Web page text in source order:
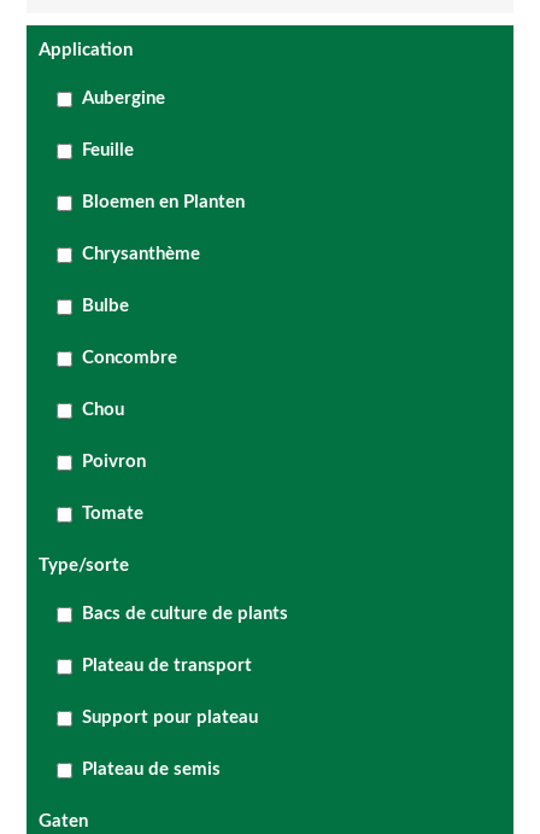
Application
Aubergine
Feuille
Bloemen en Planten
Chrysanthème
Bulbe
Concombre
Chou
Poivron
Tomate
Type/sorte
Bacs de culture de plants
Plateau de transport
Support pour plateau
Plateau de semis
Gaten